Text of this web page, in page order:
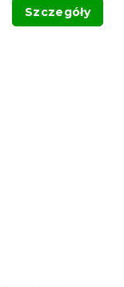
Szczegóły